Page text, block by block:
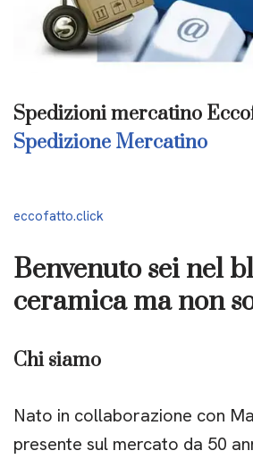
Spedizioni mercatino
Spedizione Mercatino
eccofatto.click
Benvenutosei nel
ceramica ma non
Chi siamo
Nato in collaborazione con
presente sul mercato da 50